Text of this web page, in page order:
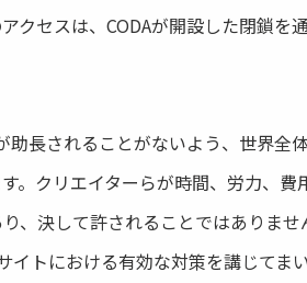
クセスは、CODAが開設した閉鎖を
長されることがないよう、世界全
。クリエイターらが時間、労力、費
、決して許されることではありませ
トにおける有効な対策を講じてまい